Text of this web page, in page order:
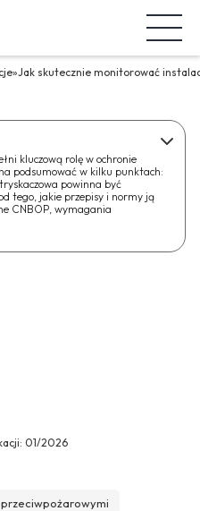
»Jak skutecznie monitorować
01/2026
kluczową rolę w ochronie
podsumować w kilku punktach:
powinna być
tego, jakie przepisy i normy ją
CNBOP, wymagania